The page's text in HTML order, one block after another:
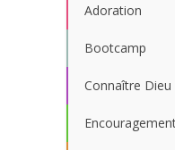
Adoration
Bootcamp
Connaître Dieu